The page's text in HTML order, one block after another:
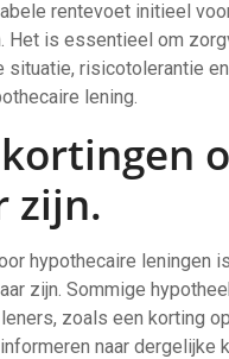
rentevoet initieel
Het is essentieel om
situatie, risicotolerantie en
lening.
zijn.
hypothecaire leningen
zijn. Sommige
zoals een korting
naar dergelijke